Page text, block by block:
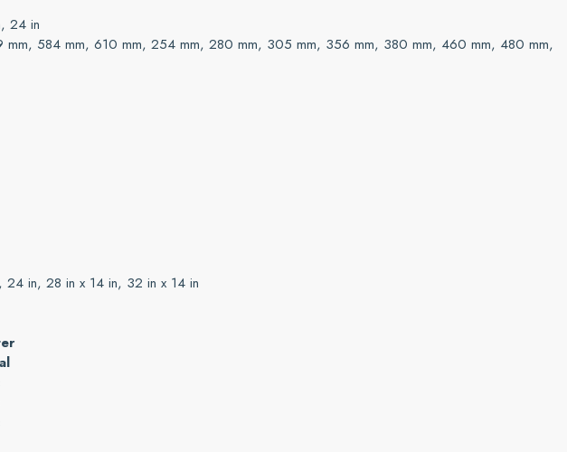
24 in
584 mm, 610 mm, 254 mm, 280 mm, 305 mm, 356 mm, 380 mm, 460 mm, 480 mm,
in, 28 in x 14 in, 32 in x 14 in